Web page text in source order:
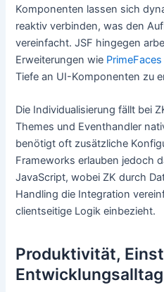
Komponenten lassen sich
reaktiv verbinden, was den
vereinfacht. JSF hingegen
Erweiterungen wie PrimeFaces
Tiefe an UI-Komponenten zu
Die Individualisierung fällt bei
Themes und Eventhandler
benötigt oft zusätzliche
Frameworks erlauben jedoch
JavaScript, wobei ZK durch
Handling die Integration
clientseitige Logik einbezieht.
Produktivität,
Entwicklungsalltag